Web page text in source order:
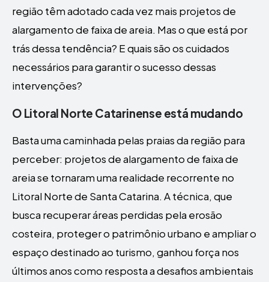
região têm adotado cada vez mais projetos de
alargamento de faixa de areia. Mas o que está por
trás dessa tendência? E quais são os cuidados
necessários para garantir o sucesso dessas
intervenções?
O Litoral Norte Catarinense está mudando
Basta uma caminhada pelas praias da região para
perceber: projetos de alargamento de faixa de
areia se tornaram uma realidade recorrente no
Litoral Norte de Santa Catarina. A técnica, que
busca recuperar áreas perdidas pela erosão
costeira, proteger o patrimônio urbano e ampliar o
espaço destinado ao turismo, ganhou força nos
últimos anos como resposta a desafios ambientais